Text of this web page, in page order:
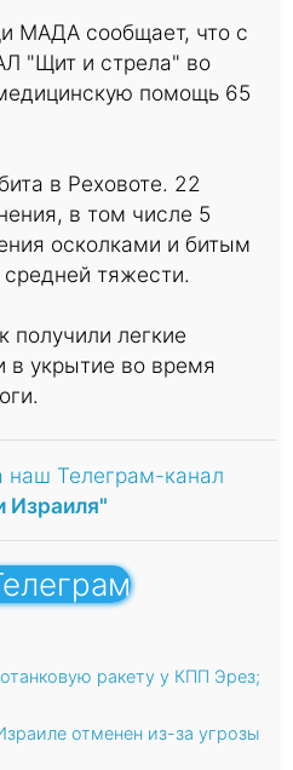
МАДА сообщает, что с
"Щит и стрела" во
помощь 65
в Реховоте. 22
в том числе 5
осколками и битым
тяжести.
получили легкие
в укрытие во время
Телеграм-канал
Израиля"
ракету у КПП Эрез;
отменен из-за угрозы